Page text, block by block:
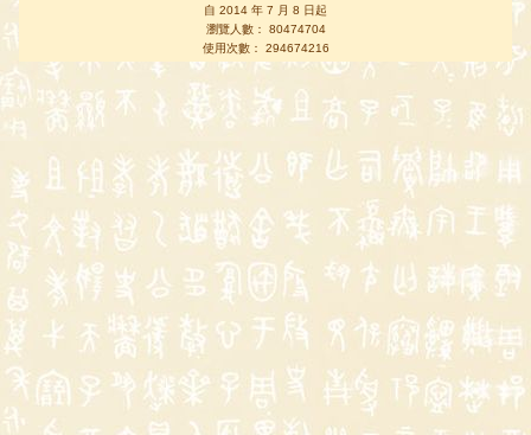
自 2014 年 7 月 8 日起
瀏覽人數： 80474704
使用次數： 294674216